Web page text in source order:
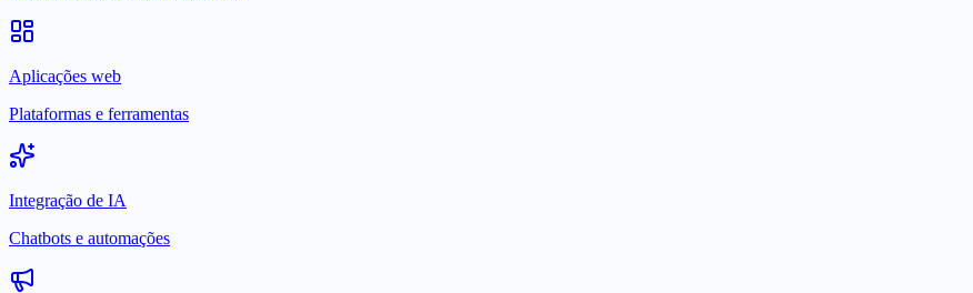
Aplicações web
Plataformas e ferramentas
Integração de IA
Chatbots e automações